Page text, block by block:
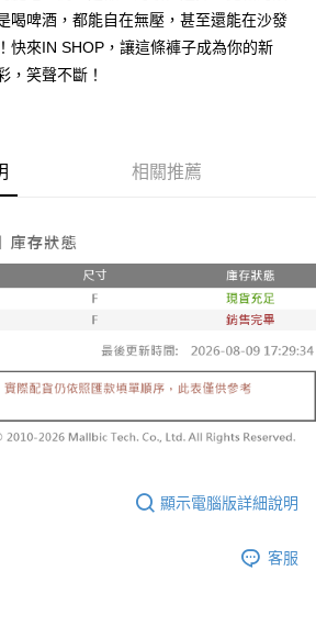
前往確認交易或遇審核未通過，訂單將自動取
務購買商品或服務，並由商店將買賣／分期付款
依約使用本公司帳單繳交帳款。
付你分期」之契約關係目的，商店將以您的個人
址）提供予台灣大哥大進項蒐集、處理及利用，
帳單所需資料之確認、核對及更正。
不需綁卡、不需儲值。
簡訊認證，即可結帳。
收到繳費通知簡訊。
天內，點擊此簡訊中的連結，可透過四大超商／
式進行付款，方視為交易完成。
意取消之訂單仍視為有效，需透過AFTEE先享
先享後付 」之結帳頁面顯示為準，若有關於
消欲退款等相關疑問，請聯繫「AFTEE先享後付
support/home
限公司提供之「AFTEE先享後付」服務完成之交
內提供個人資料，並將交易相關給付款項請求債
公司。
，請瀏覽以下網址：
經同意申辦者引起之損失，本公司不負相關責
；若仍有額度不足之情形，本公司將視審查結果
含以上)免運費
含以上)免運費
查看運費
喝啤酒，都能自在無壓，甚至還能在沙發
快來IN SHOP，讓這條褲子成為你的新
，笑聲不斷！
相關推薦
顯示電腦版詳細說明
客服